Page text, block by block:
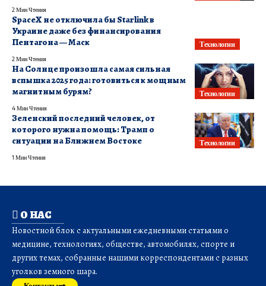
2 Мин Чтения
Технологии
SpaceX не отключила бы Starlink в
Украине даже без финансирования
Пентагона — Маск
2 Мин Чтения
Технологии
На Солнце произошла самая сильная
вспышка 2025 года: готовиться к мощным
магнитным бурям?
4 Мин Чтения
Технологии
Зеленский последний человек, от
которого нужна помощь: Трамп о
ситуации на Ближнем Востоке
1 Мин Чтения
О НАС
Новостной блок с актуальными ежедневными статьями о
медицине, технологиях, обществе, автомобилях, спорте и
других темах, собранные нашими корреспондентами с разных
уголков земного шара.